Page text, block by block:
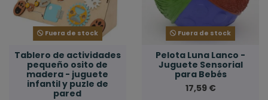
Fuera de stock
Tablero de actividades
pequeño osito de
madera - juguete
infantil y puzle de
pared
Fuera de stock
Pelota Luna Lanco -
Juguete Sensorial
para Bebés
17,59 €